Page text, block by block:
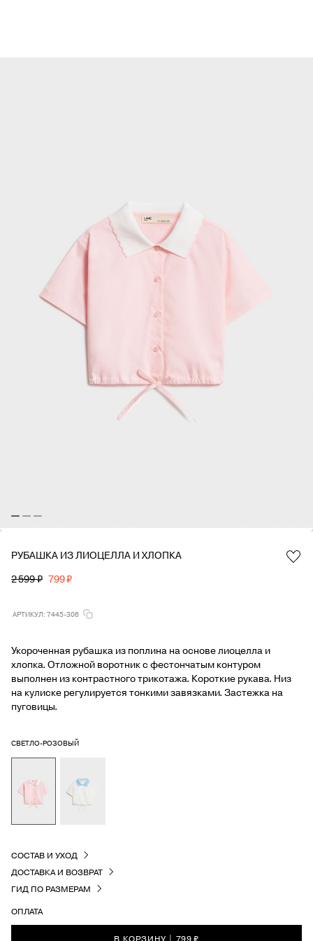
РУБАШКА ИЗ ЛИОЦЕЛЛА И ХЛОПКА
2 599 ₽ 799 ₽
В КОРЗИНУ | 799 ₽
АРТИКУЛ: 7445-306
Укороченная рубашка из поплина на основе лиоцелла и
хлопка. Отложной воротник с фестончатым контуром
выполнен из контрастного трикотажа. Короткие рукава. Низ
на кулиске регулируется тонкими завязками. Застежка на
пуговицы.
СВЕТЛО-РОЗОВЫЙ
СОСТАВ И УХОД
ДОСТАВКА И ВОЗВРАТ
ГИД ПО РАЗМЕРАМ
ОПЛАТА